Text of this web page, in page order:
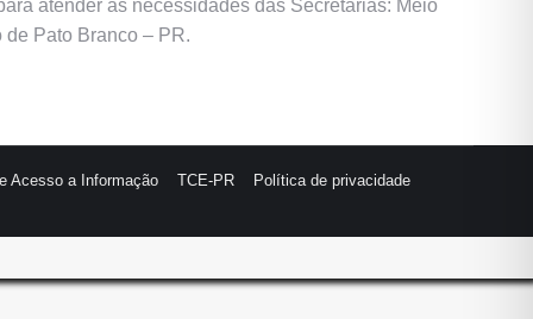
atender às necessidades das Secretarias: Meio
Pato Branco – PR.
Acesso a Informação TCE-PR
Política de privacidade